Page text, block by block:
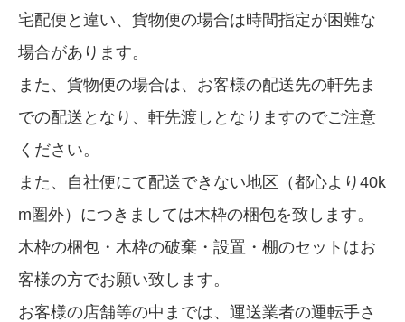
宅配便と違い、貨物便の場合は時間指定が困難な
場合があります。
また、貨物便の場合は、お客様の配送先の軒先ま
での配送となり、軒先渡しとなりますのでご注意
ください。
また、自社便にて配送できない地区（都心より40k
m圏外）につきましては木枠の梱包を致します。
木枠の梱包・木枠の破棄・設置・棚のセットはお
客様の方でお願い致します。
お客様の店舗等の中までは、運送業者の運転手さ